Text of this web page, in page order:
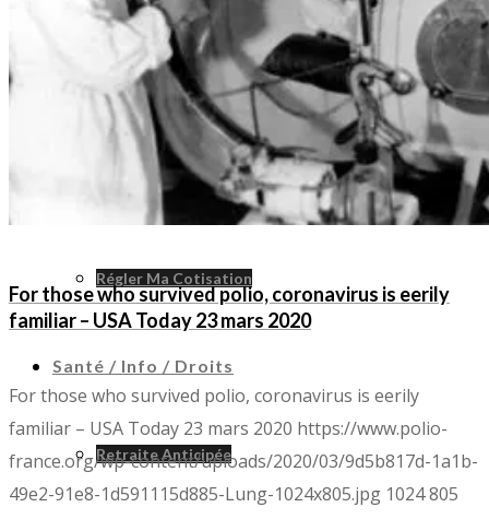
Coronavirus Et Polio : Chronique D’un Confinement
Liens Utiles
Régler Ma Cotisation
Santé / Info / Droits
Retraite Anticipée
For those who survived polio, coronavirus is eerily
familiar – USA Today 23 mars 2020
For those who survived polio, coronavirus is eerily
familiar – USA Today 23 mars 2020 https://www.polio-
france.org/wp-content/uploads/2020/03/9d5b817d-1a1b-
49e2-91e8-1d591115d885-Lung-1024x805.jpg 1024805